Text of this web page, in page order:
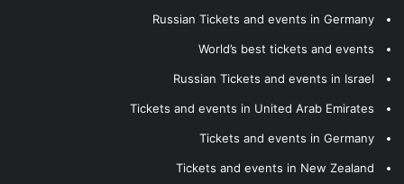
Russian Tickets and events in Germany
World’s best tickets and events
Russian Tickets and events in Israel
Tickets and events in United Arab Emirates
Tickets and events in Germany
Tickets and events in New Zealand